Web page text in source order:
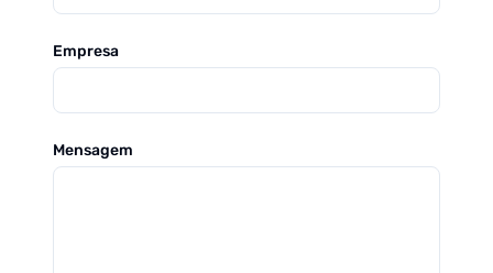
Empresa
Mensagem